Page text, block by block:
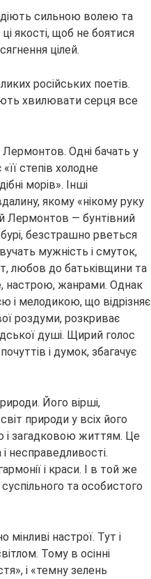
сильною волею та
якості, щоб не боятися
цілей.
російських поетів.
хвилювати серця все
Одні бачать у
степів холодне
морів». Інші
якому «нікому руку
Лермонтов — бунтівний
безстрашно рветься
мужність і смуток,
любов до батьківщини та
настрою, жанрами. Однак
і мелодикою, що відрізняє
роздуми, розкриває
душі. Щирий голос
і думок, збагачує
Його вірші,
природи у всіх його
і загадковою життям. Це
несправедливості.
і краси. І в той же
та особистого
мінливі настрої. Тут і
Тому в осінні
і «темну зелень